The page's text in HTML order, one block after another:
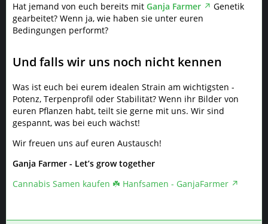
Hat jemand von euch bereits mit Ganja Farmer
Genetik
gearbeitet? Wenn ja, wie haben sie unter euren
Bedingungen performt?
Und falls wir uns noch nicht kennen
Was ist euch bei eurem idealen Strain am wichtigsten -
Potenz, Terpenprofil oder Stabilität? Wenn ihr Bilder von
euren Pflanzen habt, teilt sie gerne mit uns. Wir sind
gespannt, was bei euch wächst!
Wir freuen uns auf euren Austausch!
Ganja Farmer - Let’s grow together
Cannabis Samen kaufen ☘️ Hanfsamen - GanjaFarmer